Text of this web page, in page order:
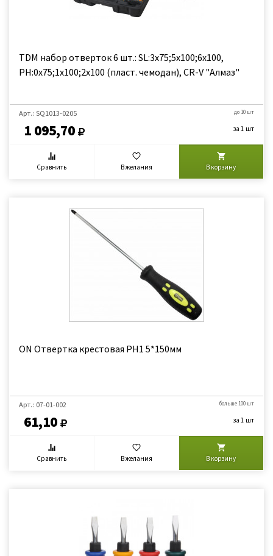
TDM набор отверток 6 шт.: SL:3x75;5x100;6x100,
PH:0х75;1x100;2x100 (пласт. чемодан), CR-V "Алмаз"
Арт.: SQ1013-0205
1 095,70
до 10 шт
за 1 шт
Сравнить В желания В корзину
ON Отвертка крестовая PH1 5*150мм
Арт.: 07-01-002
61,10
больше 100 шт
за 1 шт
Сравнить В желания В корзину